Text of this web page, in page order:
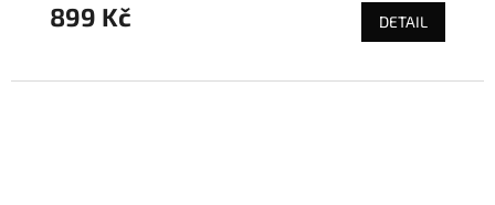
899 Kč DETAIL